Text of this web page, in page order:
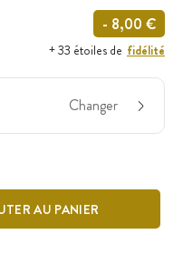
- 8,00 €
+ 33 étoiles de fidélité
Changer
AU PANIER